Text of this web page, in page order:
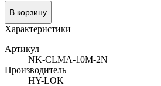
В корзину
Характеристики
Артикул
NK-CLMA-10M-2N
Производитель
HY-LOK